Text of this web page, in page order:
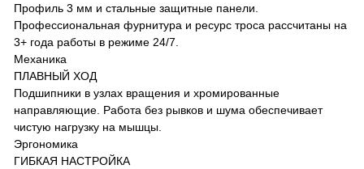
Профиль 3 мм и стальные защитные панели.
Профессиональная фурнитура и ресурс троса рассчитаны на
3+ года работы в режиме 24/7.
Механика
ПЛАВНЫЙ ХОД
Подшипники в узлах вращения и хромированные
направляющие. Работа без рывков и шума обеспечивает
чистую нагрузку на мышцы.
Эргономика
ГИБКАЯ НАСТРОЙКА